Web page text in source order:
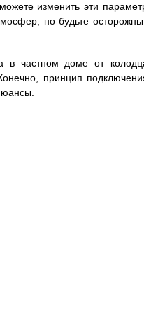
изменить эти
но будьте
в частном доме от
принцип